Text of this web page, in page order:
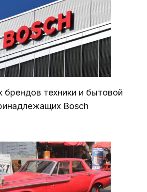
брендов техники и бытовой
Bosch